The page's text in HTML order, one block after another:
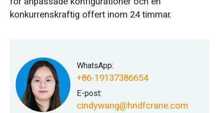
konkurrenskraftig offert inom 24 timmar.
WhatsApp:
+86-19137386654
E-post:
cindywang@hndfcrane.com